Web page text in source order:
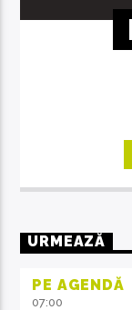
URMEAZĂ
PE AGENDĂ
07:00